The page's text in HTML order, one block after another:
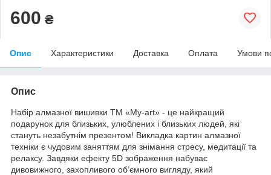
600 ₴
Опис Характеристики Доставка Оплата Умови
Опис
Набір алмазної вишивки ТМ «My-art» - це найкращий
подарунок для близьких, улюблених і близьких людей, які
стануть незабутнім презентом! Викладка картин алмазної
техніки є чудовим заняттям для знімання стресу, медитації та
релаксу. Завдяки ефекту 5D зображення набуває
дивовижного, захопливого об’ємного вигляду, який